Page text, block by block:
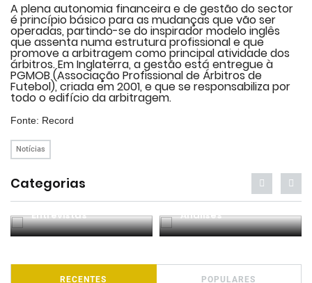
A plena autonomia financeira e de gestão do sector
é princípio básico para as mudanças que vão ser
operadas, partindo-se do inspirador modelo inglês
que assenta numa estrutura profissional e que
promove a arbitragem como principal atividade dos
árbitros. Em Inglaterra, a gestão está entregue à
PGMOB (Associação Profissional de Árbitros de
Futebol), criada em 2001, e que se responsabiliza por
todo o edifício da arbitragem.
Fonte: Record
Notícias
Categorias
Entrevistas Análises
RECENTES POPULARES